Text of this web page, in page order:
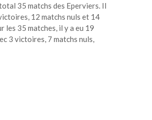
35 matchs des Eperviers. Il
12 matchs nuls et 14
les 35 matches, il y a eu 19
3 victoires, 7 matchs nuls,